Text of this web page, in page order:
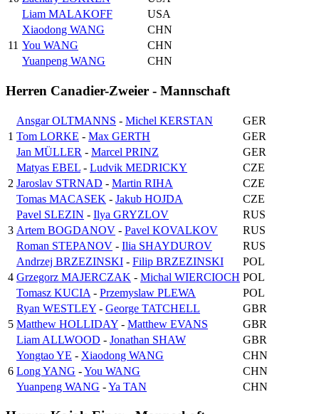
Liam MALAKOFF
USA
11
Xiaodong WANG
CHN
You WANG
CHN
Yuanpeng WANG
CHN
Herren Canadier-Zweier - Mannschaft
1
Ansgar OLTMANNS - Michel KERSTAN
GER
Tom LORKE - Max GERTH
GER
Jan MÜLLER - Marcel PRINZ GER
2
Matyas EBEL - Ludvik MEDRICKY
CZE
Jaroslav STRNAD - Martin RIHA
CZE
Tomas MACASEK - Jakub HOJDA CZE
3
Pavel SLEZIN - Ilya GRYZLOV
RUS
Artem BOGDANOV - Pavel KOVALKOV
RUS
Roman STEPANOV - Ilia SHAYDUROV RUS
4
Andrzej BRZEZINSKI - Filip BRZEZINSKI
POL
Grzegorz MAJERCZAK - Michal WIERCIOCH POL
Tomasz KUCIA - Przemyslaw PLEWA POL
5
Ryan WESTLEY - George TATCHELL
GBR
Matthew HOLLIDAY - Matthew EVANS
GBR
Liam ALLWOOD - Jonathan SHAW GBR
6
Yongtao YE - Xiaodong WANG
CHN
Long YANG -You WANG
CHN
Yuanpeng WANG -Ya TAN CHN